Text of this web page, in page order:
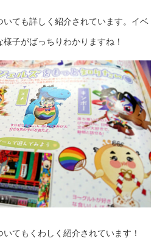
ても詳しく紹介されています。イベ
子がばっちりわかりますね！
てもくわしく紹介されています！